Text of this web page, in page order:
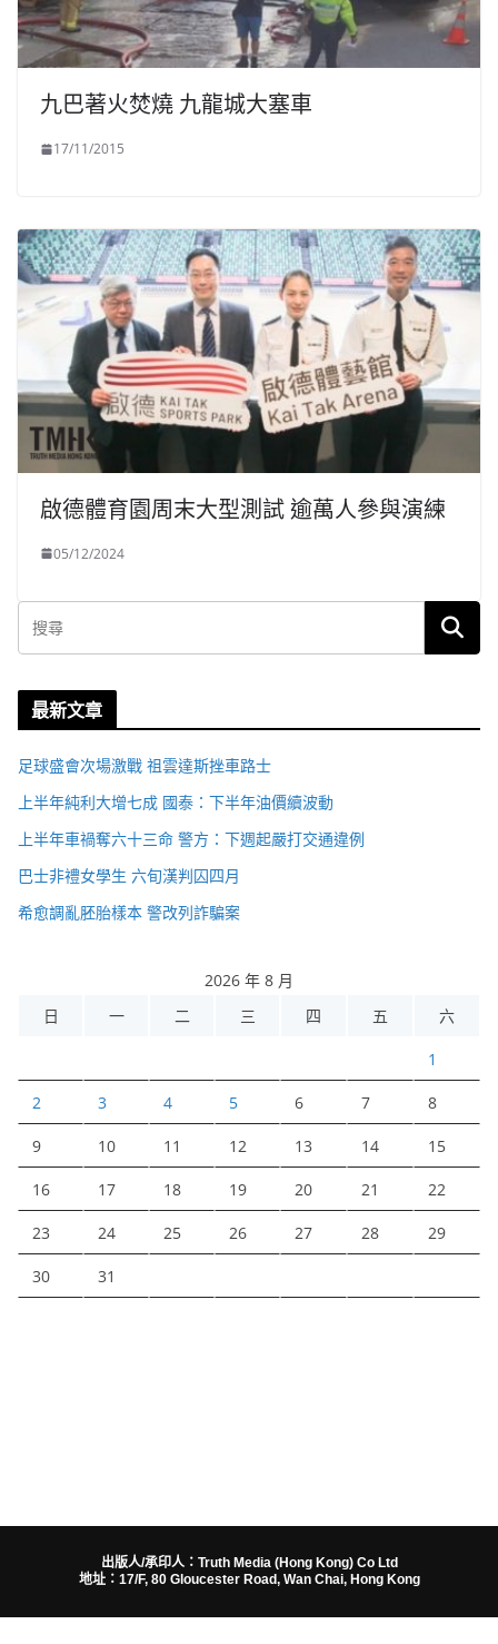
九巴著火焚燒 九龍城大塞車
17/11/2015
啟德體育園周末大型測試 逾萬人參與演練
05/12/2024
最新文章
足球盛會次場激戰 祖雲達斯挫車路士
上半年純利大增七成 國泰：下半年油價續波動
上半年車禍奪六十三命 警方：下週起嚴打交通違例
巴士非禮女學生 六旬漢判囚四月
希愈調亂胚胎樣本 警改列詐騙案
2026 年 8 月
日
一 二 三 四 五 六
1
2 3 4 5 6 7 8
9 10 11 12 13 14 15
16 17 18 19 20 21 22
23 24 25 26 27 28 29
30 31
出版人/承印人：Truth Media (Hong Kong) Co Ltd
地址：17/F, 80 Gloucester Road, Wan Chai, Hong Kong